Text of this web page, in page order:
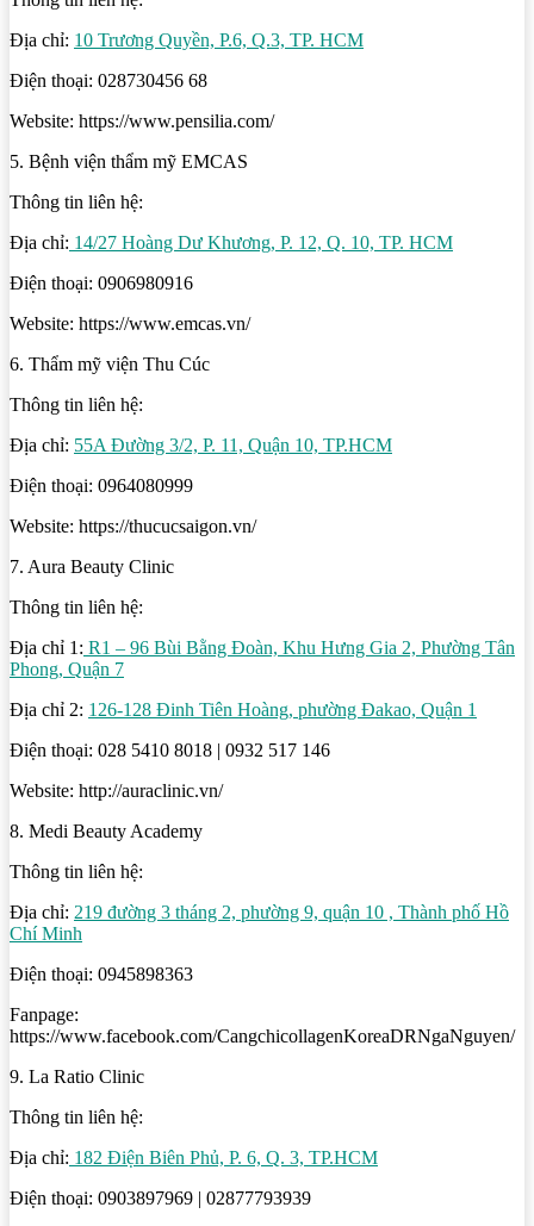
Địa chỉ: 10 Trương Quyền, P.6, Q.3, TP. HCM
Điện thoại: 028730456 68
Website: https://www.pensilia.com/
5. Bệnh viện thẩm mỹ EMCAS
Thông tin liên hệ:
Địa chỉ: 14/27 Hoàng Dư Khương, P. 12, Q. 10, TP. HCM
Điện thoại: 0906980916
Website: https://www.emcas.vn/
6. Thẩm mỹ viện Thu Cúc
Thông tin liên hệ:
Địa chỉ: 55A Đường 3/2, P. 11, Quận 10, TP.HCM
Điện thoại: 0964080999
Website: https://thucucsaigon.vn/
7. Aura Beauty Clinic
Thông tin liên hệ:
Địa chỉ 1: R1 – 96 Bùi Bằng Đoàn, Khu Hưng Gia 2, Phường Tân
Phong, Quận 7
Địa chỉ 2: 126-128 Đinh Tiên Hoàng, phường Đakao, Quận 1
Điện thoại: 028 5410 8018 | 0932 517 146
Website: http://auraclinic.vn/
8. Medi Beauty Academy
Thông tin liên hệ:
Địa chỉ: 219 đường 3 tháng 2, phường 9, quận 10 , Thành phố Hồ
Chí Minh
Điện thoại: 0945898363
Fanpage:
https://www.facebook.com/CangchicollagenKoreaDRNgaNguyen/
9. La Ratio Clinic
Thông tin liên hệ:
Địa chỉ: 182 Điện Biên Phủ, P. 6, Q. 3, TP.HCM
Điện thoại: 0903897969 | 02877793939